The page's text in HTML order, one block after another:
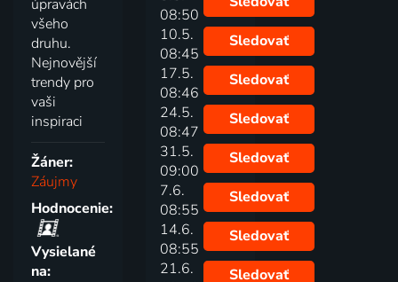
úpravách
všeho
druhu.
Nejnovější
trendy pro
vaši
inspiraci
Žáner:
Záujmy
Hodnocenie:
Vysielané
na:
08:50
10.5.
08:45
Sledovať
17.5.
08:46
Sledovať
24.5.
08:47
Sledovať
31.5.
09:00
Sledovať
7.6.
08:55
Sledovať
14.6.
08:55
Sledovať
21.6.
Sledovať